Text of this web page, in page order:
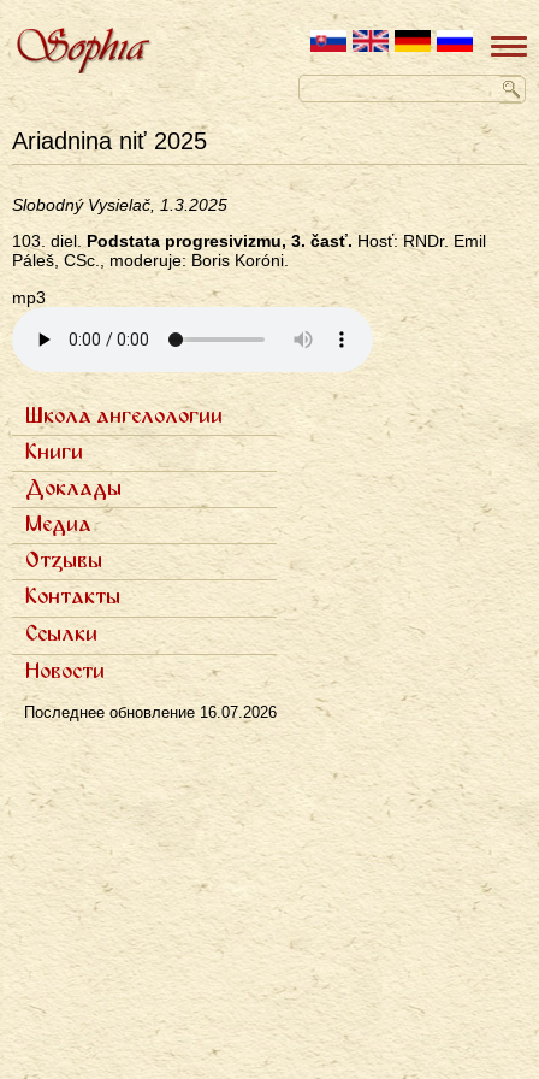
Ariadnina niť 2025
Slobodný Vysielač, 1.3.2025
103. diel. Podstata progresivizmu, 3. časť. Hosť: RNDr. Emil
Páleš, CSc., moderuje: Boris Koróni.
mp3
Primárne
odkazy
ru
Школа ангелологии
Семь ступеней
Фотогалерея
Книги
Семь архангелов
Доклады
Записи докладов
Медиа
Научные статьи
Популярные статьи
Интервью в прессе
Телевидение
Отзывы
Полемика
Рецензии
Контакты
Ссылки
Новости
Последнее обновление 16.07.2026